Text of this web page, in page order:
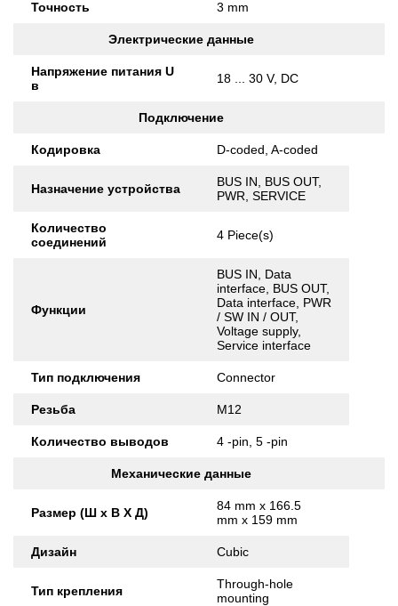
Точность 3 mm
Электрические данные
Напряжение питания U
в
18 ... 30 V, DC
Подключение
Кодировка D-coded, A-coded
Назначение устройства
BUS IN, BUS OUT,
PWR, SERVICE
Количество
соединений
4 Piece(s)
Функции
BUS IN, Data
interface, BUS OUT,
Data interface, PWR
/ SW IN / OUT,
Voltage supply,
Service interface
Тип подключения Connector
Резьба M12
Количество выводов 4 -pin, 5 -pin
Механические данные
Размер (Ш x В X Д)
84 mm x 166.5
mm x 159 mm
Дизайн Cubic
Тип крепления
Through-hole
mounting